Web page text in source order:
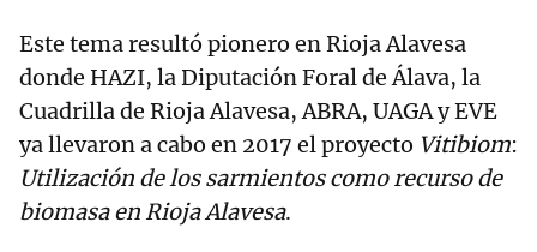
Este tema resultó pionero en Rioja Alavesa
donde HAZI, la Diputación Foral de Álava, la
Cuadrilla de Rioja Alavesa, ABRA, UAGA y EVE
ya llevaron a cabo en 2017 el proyecto Vitibiom:
Utilización de los sarmientos como recurso de
biomasa en Rioja Alavesa.